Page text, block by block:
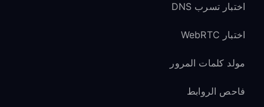
اختبار تسرب DNS
اختبار WebRTC
مولد كلمات المرور
فاحص الروابط